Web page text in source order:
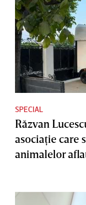
SPECIAL
Răzvan
asociaţie care
animalelor